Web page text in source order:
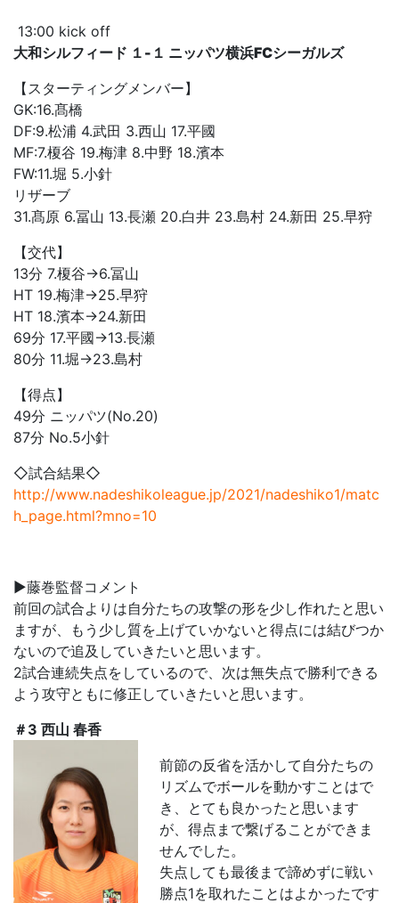
13:00 kick off
大和シルフィード １-１ ニッパツ横浜FCシーガルズ
【スターティングメンバー】
GK:16.髙橋
DF:9.松浦 4.武田 3.西山 17.平國
MF:7.榎谷 19.梅津 8.中野 18.濱本
FW:11.堀 5.小針
リザーブ
31.髙原 6.冨山 13.長瀬 20.白井 23.島村 24.新田 25.早狩
【交代】
13分 7.榎谷→6.冨山
HT 19.梅津→25.早狩
HT 18.濱本→24.新田
69分 17.平國→13.長瀬
80分 11.堀→23.島村
【得点】
49分 ニッパツ(No.20)
87分 No.5小針
◇試合結果◇
http://www.nadeshikoleague.jp/2021/nadeshiko1/matc
h_page.html?mno=10
▶藤巻監督コメント
前回の試合よりは自分たちの攻撃の形を少し作れたと思い
ますが、もう少し質を上げていかないと得点には結びつか
ないので追及していきたいと思います。
2試合連続失点をしているので、次は無失点で勝利できる
よう攻守ともに修正していきたいと思います。
＃3 西山 春香
前節の反省を活かして自分たちの
リズムでボールを動かすことはで
き、とても良かったと思います
が、得点まで繋げることができま
せんでした。
失点しても最後まで諦めずに戦い
勝点1を取れたことはよかったです